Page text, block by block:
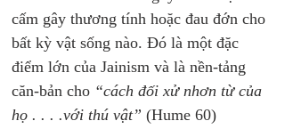
cấm gây thương tính hoặc đau đớn cho
bất kỳ vật sống nào. Đó là một đặc
điểm lớn của Jainism và là nền-tảng
căn-bản cho “cách đối xử nhơn từ của
họ . . . .với thú vật” (Hume 60)